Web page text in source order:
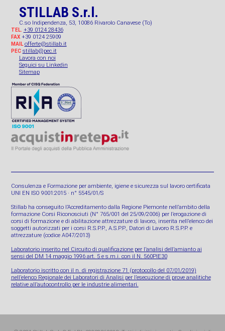
STILLAB S.r.l.
C.so Indipendenza, 53, 10086 Rivarolo Canavese (To)
TEL. +39 0124 28436
FAX+39 0124 25909
MAIL offerte@stillab.it
PEC stillab@pec.it
Lavora con noi
Seguici su Linkedin
Sitemap
Consulenza e Formazione per ambiente, igiene e sicurezza sul lavoro certificata
UNI EN ISO 9001:2015 · n° 5545/01/S
Stillab ha conseguito l’Accreditamento dalla Regione Piemonte nell’ambito della
formazione Corsi Riconosciuti (N° 765/001 del 25/09/2006) per l’erogazione di
corsi di formazione e di abilitazione attrezzature di lavoro, inserita nell’elenco dei
soggetti autorizzati per i corsi R.S.P.P., A.S.P.P., Datori di Lavoro R.S.P.P. e
attrezzature (codice A047/2013)
Laboratorio inserito nel Circuito di qualificazione per l’analisi dell’amianto ai
sensi del DM 14 maggio 1996 art. 5 e s.m.i. con il N. 560PIE30
Laboratorio iscritto con il n. di registrazione 71 (protocollo del 07/01/2019)
nell’elenco Regionale dei Laboratori di Analisi per l’esecuzione di prove analitiche
relative all’autocontrollo per le industrie alimentari.